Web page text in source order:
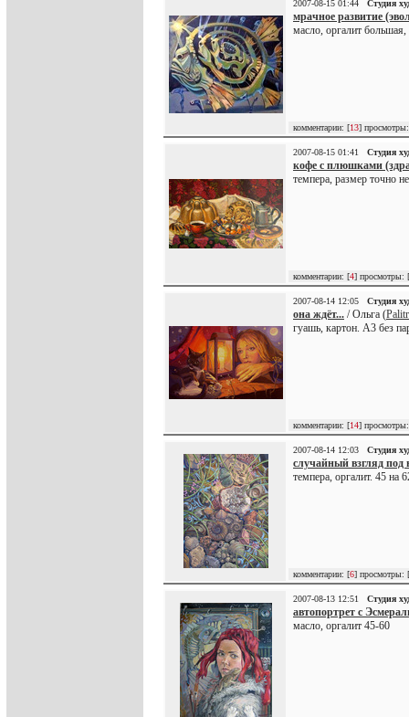
2007-08-15 01:44 Студия
мрачное развитие
масло, оргалит
комментарии: [13]
2007-08-15 01:41 Студия
кофе с плюшками
темпера, размер точно
комментарии: [4] просмотры: [
2007-08-14 12:05 Студия
она ждёт... / Ольга (
гуашь, картон. А3 без
комментарии: [14]
2007-08-14 12:03 Студия
случайный взгляд под
темпера, оргалит. 45 на
комментарии: [6] просмотры: [
2007-08-13 12:51 Студия
автопортрет с
масло, оргалит 45-60